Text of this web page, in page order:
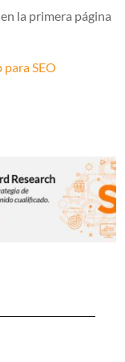
la primera página
SEO